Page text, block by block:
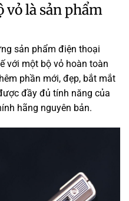
vỏ là sản phẩm
sản phẩm điện thoại
với một bộ vỏ hoàn toàn
phần mới, đẹp, bắt mắt
đầy đủ tính năng của
hãng nguyên bản.